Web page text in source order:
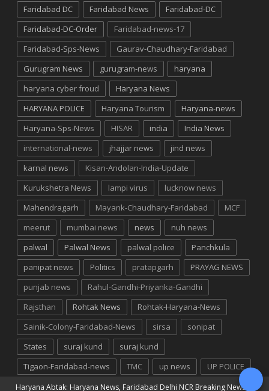
Faridabad DC
Faridabad News
Faridabad-DC
Faridabad-DC-Order
Faridabad-news-17
Faridabad-Sps-News
Gaurav-Chaudhary-Faridabad
Gurugram News
gurugram-news
haryana
haryana cyber froud
Haryana News
HARYANA POLICE
Haryana Tourism
Haryana-news
Haryana-Sps-News
HISAR india
India News
international-news
jhajjar news
jind news
karnal news
Kisan-Andolan-India-Update
Kurukshetra News
lampi virus
lucknow news
Mahendragarh
Mayank-Chaudhary-Faridabad
MCF
meerut
mumbai news news
nuh news
palwal
Palwal News palwal police
Panchkula
panipat news
Politics pratapgarh
PRAYAG NEWS
punjab news
Rahul-Gandhi-Priyanka-Gandhi
Rajsthan
Rohtak News
Rohtak-Haryana-News
Sainik-Colony-Faridabad-News
sirsa
sonipat
States
suraj kund
suraj kund
Tigaon-Faridabad-news
TMC up news UP POLICE
Haryana Abtak: Haryana News, Faridabad Delhi NCR Breaking News